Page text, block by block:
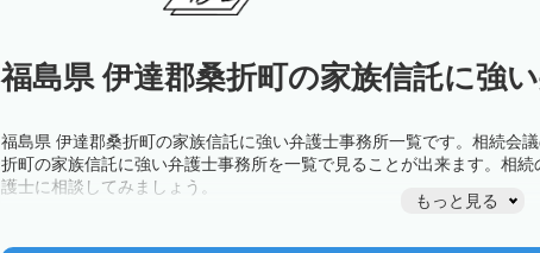
福島県 伊達郡桑折町の家族信託に強
福島県 伊達郡桑折町の家族信託に強い弁護士事務所一覧です。相続会
折町の家族信託に強い弁護士事務所を一覧で見ることが出来ます。相
護士に相談してみましょう。
もっと見る